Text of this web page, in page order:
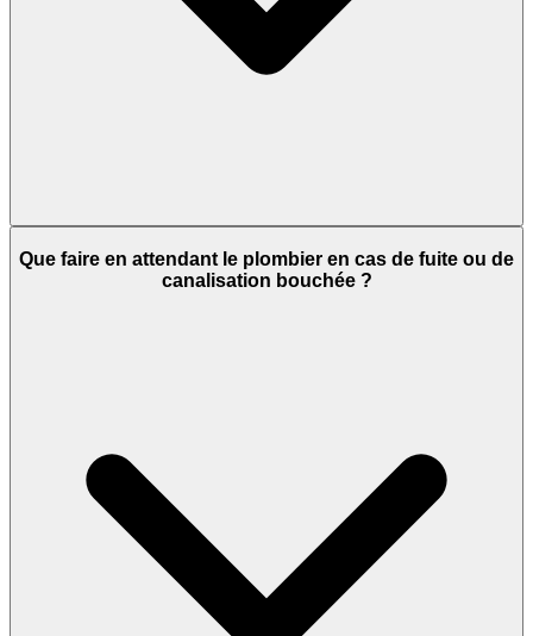
Que faire en attendant le plombier en cas de fuite ou de
canalisation bouchée ?